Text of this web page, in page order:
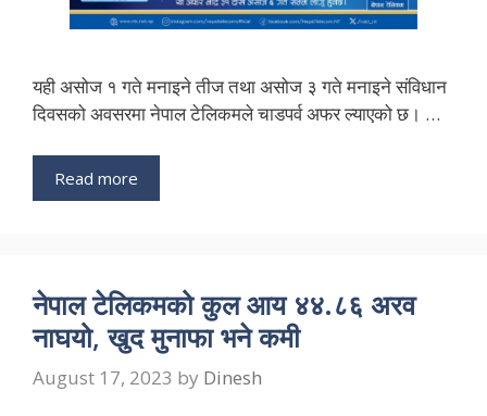
यही असोज १ गते मनाइने तीज तथा असोज ३ गते मनाइने संविधान
दिवसको अवसरमा नेपाल टेलिकमले चाडपर्व अफर ल्याएको छ। …
Read more
नेपाल टेलिकमको कुल आय ४४.८६ अरव
नाघयो, खुद मुनाफा भने कमी
August 17, 2023 by Dinesh